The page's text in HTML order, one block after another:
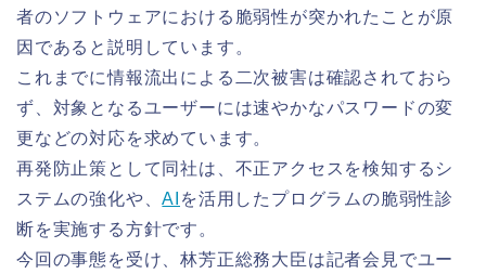
者のソフトウェアにおける脆弱性が突かれたことが原
因であると説明しています。
これまでに情報流出による二次被害は確認されておら
ず、対象となるユーザーには速やかなパスワードの変
更などの対応を求めています。
再発防止策として同社は、不正アクセスを検知するシ
ステムの強化や、AI を活用したプログラムの脆弱性診
断を実施する方針です。
今回の事態を受け、林芳正総務大臣は記者会見でユー